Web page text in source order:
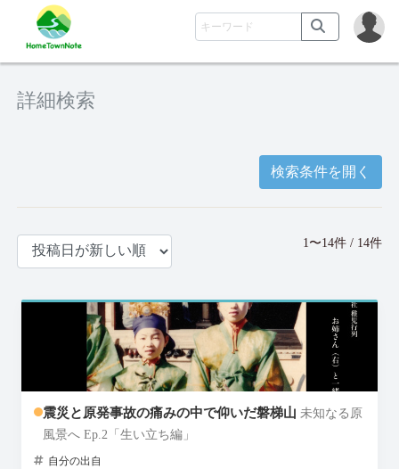
詳細検索
検索条件を開く
1〜14件 / 14件
震災と原発事故の痛みの中で仰いだ磐梯山 未知なる原
風景へ Ep.2「生い立ち編」
自分の出自